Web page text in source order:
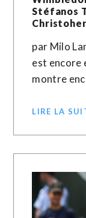
Stéfanos
par Milo
est encore
montre
LIRE LA